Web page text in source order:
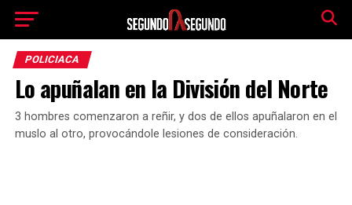
POLICIACA
Lo apuñalan en la División del Norte
3 hombres comenzaron a reñir, y dos de ellos apuñalaron en el
muslo al otro, provocándole lesiones de consideración.